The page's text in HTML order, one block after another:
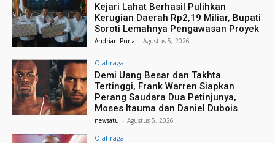
Kejari Lahat Berhasil Pulihkan
Kerugian Daerah Rp2,19 Miliar, Bupati
Soroti Lemahnya Pengawasan Proyek
Andrian Purja - Agustus 5, 2026
Olahraga
Demi Uang Besar dan Takhta
Tertinggi, Frank Warren Siapkan
Perang Saudara Dua Petinjunya,
Moses Itauma dan Daniel Dubois
newsatu - Agustus 5, 2026
Olahraga